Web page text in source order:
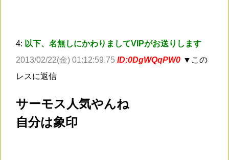
4: 以下、名無しにかわりましてVIPがお送りします
2013/02/22(金) 01:12:59.75 ID:0DgWQqPW0 ▼この
レスに返信
サーモス人気やんね
自分は象印